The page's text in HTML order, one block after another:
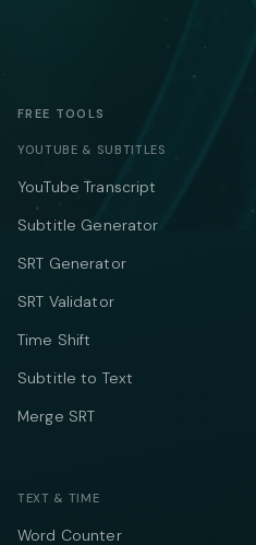
FREE TOOLS
YOUTUBE & SUBTITLES
YouTube Transcript
Subtitle Generator
SRT Generator
SRT Validator
Time Shift
Subtitle to Text
Merge SRT
TEXT & TIME
Word Counter